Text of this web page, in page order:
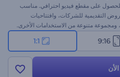
على مقطع فيديو احترافي. مناسب
التقديمية للشركات، وافتتاحيات
ومجموعة متنوعة من الاستخدامات الأخرى.
في كل مشروعاتك مع هذا المقطع
9:16
1:1